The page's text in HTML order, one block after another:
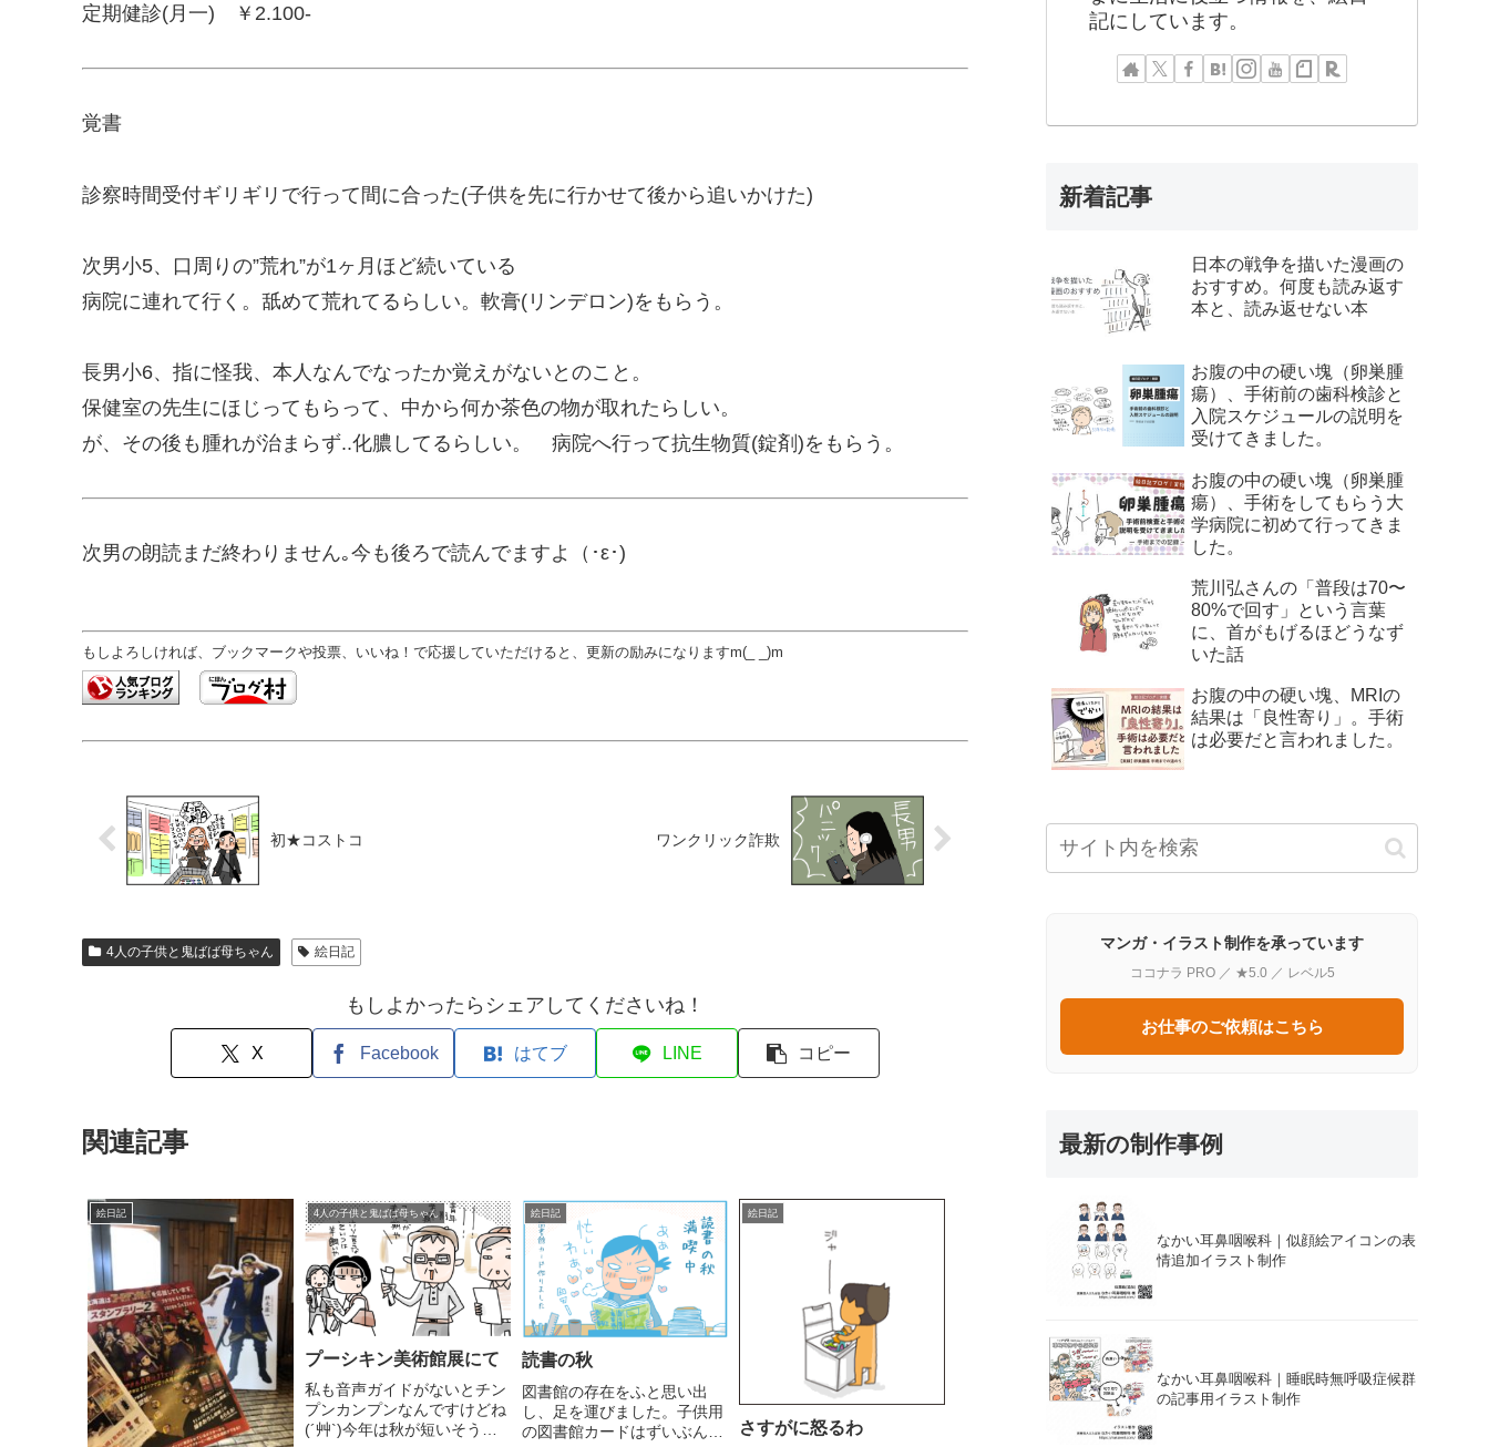
定期健診(月一) ￥2.100-
覚書
診察時間受付ギリギリで行って間に合った(子供を先に行かせて後から追いかけた)
次男小5、口周りの”荒れ”が1ヶ月ほど続いている
病院に連れて行く。舐めて荒れてるらしい。軟膏(リンデロン)をもらう。
長男小6、指に怪我、本人なんでなったか覚えがないとのこと。
保健室の先生にほじってもらって、中から何か茶色の物が取れたらしい。
が、その後も腫れが治まらず..化膿してるらしい。 病院へ行って抗生物質(錠剤)をもらう。
次男の朗読まだ終わりません｡今も後ろで読んでますよ（･ε･)
もしよろしければ、ブックマークや投票、いいね！で応援していただけると、更新の励みになりますm(_ _)m
初★コストコ ワンクリック詐欺
4人の子供と鬼ばば母ちゃん 絵日記
もしよかったらシェアしてくださいね！
X Facebook はてブ LINE コピー
関連記事
絵日記 4人の子供と鬼ばば母ちゃん
プーシキン美術館展にて
私も音声ガイドがないとチン
プンカンプンなんですけどね
(´艸`)今年は秋が短いそうで
絵日記
読書の秋
図書館の存在をふと思い出
し、足を運びました。子供用
の図書館カードはずいぶん前
絵日記
さすがに怒るわ
記にしています。
新着記事
日本の戦争を描いた漫画の
おすすめ。何度も読み返す
本と、読み返せない本
お腹の中の硬い塊（卵巣腫
瘍）、手術前の歯科検診と
入院スケジュールの説明を
受けてきました。
お腹の中の硬い塊（卵巣腫
瘍）、手術をしてもらう大
学病院に初めて行ってきま
した。
荒川弘さんの「普段は70〜
80%で回す」という言葉
に、首がもげるほどうなず
いた話
お腹の中の硬い塊、MRIの
結果は「良性寄り」。手術
は必要だと言われました。
マンガ・イラスト制作を承っています
ココナラ PRO ／ ★5.0 ／ レベル5
お仕事のご依頼はこちら
最新の制作事例
なかい耳鼻咽喉科｜似顔絵アイコンの表
情追加イラスト制作
なかい耳鼻咽喉科｜睡眠時無呼吸症候群
の記事用イラスト制作